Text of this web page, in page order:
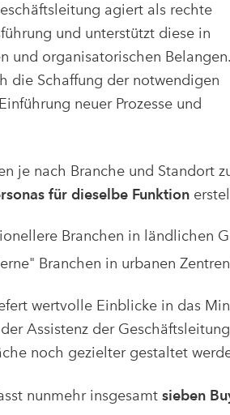
agiert als rechte
und unterstützt diese in
und organisatorischen Belangen.
die Schaffung der notwendigen
neuer Prozesse und
je nach Branche und Standort
für dieselbe Funktion
Branchen in ländlichen
Branchen in urbanen
wertvolle Einblicke in das
Assistenz der
noch gezielter gestaltet
nunmehr insgesamt sieben